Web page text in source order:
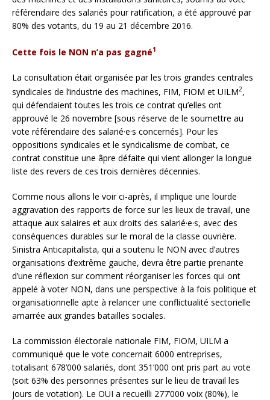
référendaire des salariés pour ratification, a été approuvé par
80% des votants, du 19 au 21 décembre 2016.
Cette fois le NON n’a pas gagné1
La consultation était organisée par les trois grandes centrales
syndicales de l’industrie des machines, FIM, FIOM et UILM2,
qui défendaient toutes les trois ce contrat qu’elles ont
approuvé le 26 novembre [sous réserve de le soumettre au
vote référendaire des salarié·e·s concernés]. Pour les
oppositions syndicales et le syndicalisme de combat, ce
contrat constitue une âpre défaite qui vient allonger la longue
liste des revers de ces trois dernières décennies.
Comme nous allons le voir ci-après, il implique une lourde
aggravation des rapports de force sur les lieux de travail, une
attaque aux salaires et aux droits des salarié·e·s, avec des
conséquences durables sur le moral de la classe ouvrière.
Sinistra Anticapitalista, qui a soutenu le NON avec d’autres
organisations d’extrême gauche, devra être partie prenante
d’une réflexion sur comment réorganiser les forces qui ont
appelé à voter NON, dans une perspective à la fois politique et
organisationnelle apte à relancer une conflictualité sectorielle
amarrée aux grandes batailles sociales.
La commission électorale nationale FIM, FIOM, UILM a
communiqué que le vote concernait 6000 entreprises,
totalisant 678’000 salariés, dont 351’000 ont pris part au vote
(soit 63% des personnes présentes sur le lieu de travail les
jours de votation). Le OUI a recueilli 277’000 voix (80%), le